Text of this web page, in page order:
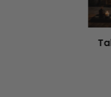
à réfléchir.
Complète ta